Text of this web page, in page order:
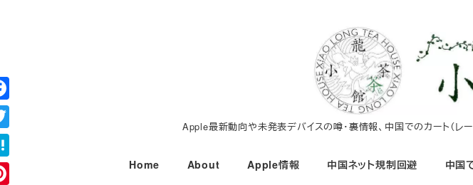
コ
ン
テ
ン
ツ
へ
Apple最新動向や未発表デバイスの噂・裏情報、中国でのカート（
Home About Apple情報 中国ネット規制回避 中国